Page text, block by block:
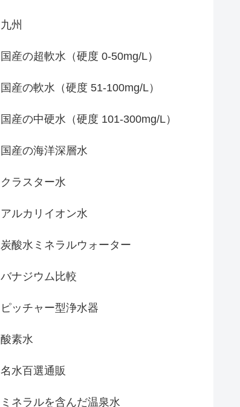
九州
国産の超軟水（硬度 0-50mg/L）
国産の軟水（硬度 51-100mg/L）
国産の中硬水（硬度 101-300mg/L）
国産の海洋深層水
クラスター水
アルカリイオン水
炭酸水ミネラルウォーター
バナジウム比較
ピッチャー型浄水器
酸素水
名水百選通販
ミネラルを含んだ温泉水